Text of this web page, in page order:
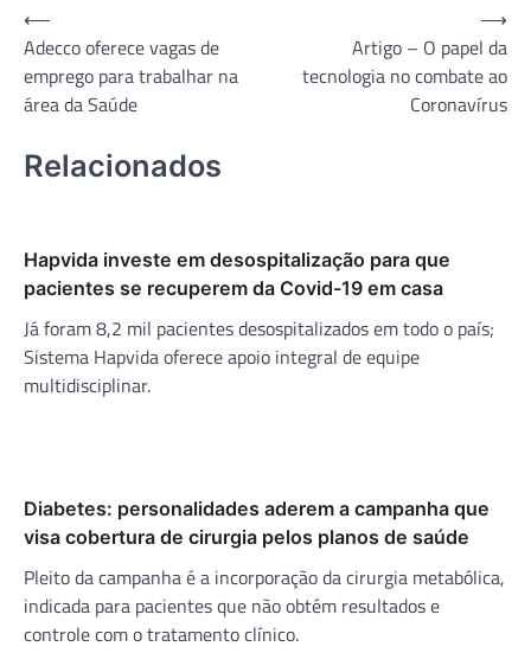
Navegação
de
Post
⟵
Adecco oferece vagas de
emprego para trabalhar na
área da Saúde
Artigo – O papel da
tecnologia no combate ao
Coronavírus
⟶
Relacionados
Hapvida investe em desospitalização para que
pacientes se recuperem da Covid-19 em casa
Já foram 8,2 mil pacientes desospitalizados em todo o país;
Sistema Hapvida oferece apoio integral de equipe
multidisciplinar.
Diabetes: personalidades aderem a campanha que
visa cobertura de cirurgia pelos planos de saúde
Pleito da campanha é a incorporação da cirurgia metabólica,
indicada para pacientes que não obtém resultados e
controle com o tratamento clínico.